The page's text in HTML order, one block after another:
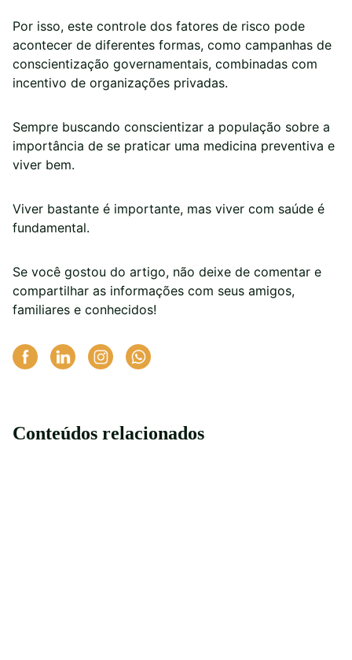
Por isso, este controle dos fatores de risco pode
acontecer de diferentes formas, como campanhas de
conscientização governamentais, combinadas com
incentivo de organizações privadas.
Sempre buscando conscientizar a população sobre a
importância de se praticar uma medicina preventiva e
viver bem.
Viver bastante é importante, mas viver com saúde é
fundamental.
Se você gostou do artigo, não deixe de comentar e
compartilhar as informações com seus amigos,
familiares e conhecidos!
Conteúdos relacionados